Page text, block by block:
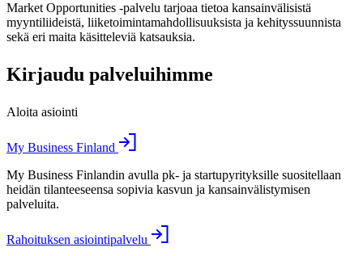
Market Opportunities -palvelu tarjoaa tietoa kansainvälisistä
myyntiliideistä, liiketoimintamahdollisuuksista ja kehityssuunnista
sekä eri maita käsitteleviä katsauksia.
Kirjaudu palveluihimme
Aloita asiointi
My Business Finland
My Business Finlandin avulla pk- ja startupyrityksille suositellaan
heidän tilanteeseensa sopivia kasvun ja kansainvälistymisen
palveluita.
Rahoituksen asiointipalvelu